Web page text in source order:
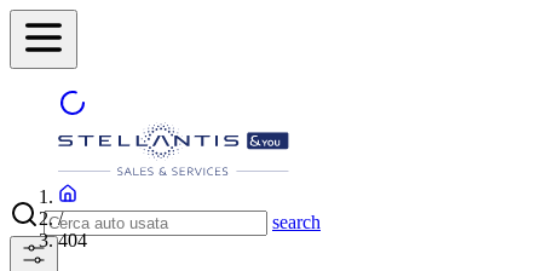
search
/
404